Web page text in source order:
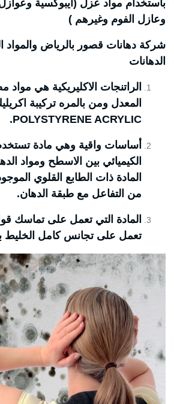
بأستخدام مواد عزل (أيبوكسية وعوازل
وعازل الفوم وغيرهم )
شركة دهانات قصور بالرياض
الدهانات
الراتنجات الاكليريكية هي مواد
المعدل ومن بالمره تركيبة
POLYSTYRENE ACRYLIC.
أساسات واقية وهي مادة تستخدم
الكيميائي بين الاسطح ومواد
المادة ذات الطابع القلوي
من التفاعل مع طبقة الدهان.
المادة التي تعمل على تماسك
تعمل على تجانس كامل الخليط